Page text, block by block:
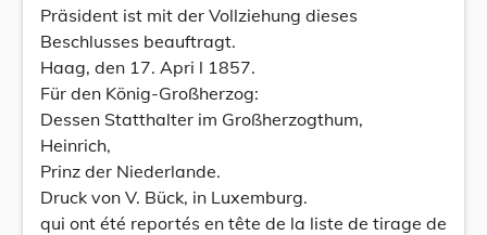
Präsident ist mit der Vollziehung dieses
Beschlusses beauftragt.
Haag, den 17. Apri l 1857.
Für den König-Großherzog:
Dessen Statthalter im Großherzogthum,
Heinrich,
Prinz der Niederlande.
Druck von V. Bück, in Luxemburg.
qui ont été reportés en tête de la liste de tirage de